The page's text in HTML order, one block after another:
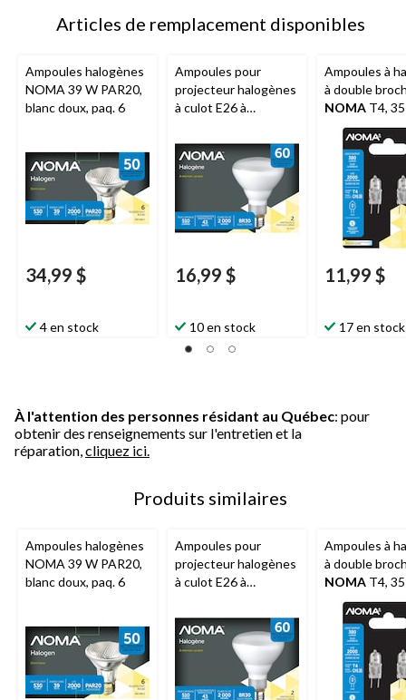
Articles de remplacement disponibles
Ampoules halogènes
NOMA 39 W PAR20,
blanc doux, paq. 6
34,99 $
4 en stock
Ampoules pour
projecteur halogènes
à culot E26 à
NOMA BR30, 2700K,
610 lumens, blanc
doux, 65 W, paq. 2
16,99 $
10 en stock
Ampoules à
à double
NOMA T4,
11,99 $
17 en stock
À l'attention des personnes résidant au Québec: pour
obtenir des renseignements sur l'entretien et la
réparation, cliquez ici.
Produits similaires
Ampoules halogènes
NOMA 39 W PAR20,
blanc doux, paq. 6
Ampoules pour
projecteur halogènes
à culot E26 à
NOMA BR30, 2700K,
610 lumens, blanc
doux, 65 W, paq. 2
Ampoules à
à double
NOMA T4,